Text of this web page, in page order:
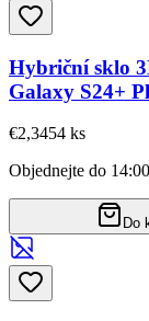
Hybriční sklo
Galaxy S24+
€2,3454 ks
Objednejte do
Do